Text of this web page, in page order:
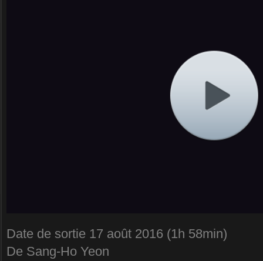
Date de sortie 17 août 2016 (1h 58min)
De Sang-Ho Yeon